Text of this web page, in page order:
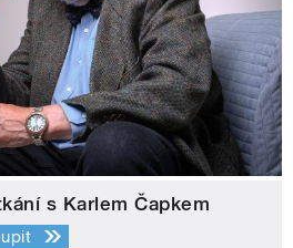
s Karlem Čapkem